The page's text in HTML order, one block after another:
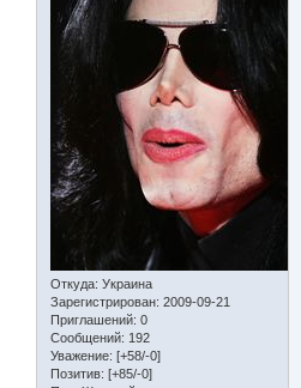
Откуда: Украина
Зарегистрирован: 2009-09-21
Приглашений: 0
Сообщений: 192
Уважение: [+58/-0]
Позитив: [+85/-0]